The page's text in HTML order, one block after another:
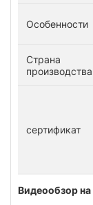
Особенности
Страна
производства
сертификат
Видеообзор на